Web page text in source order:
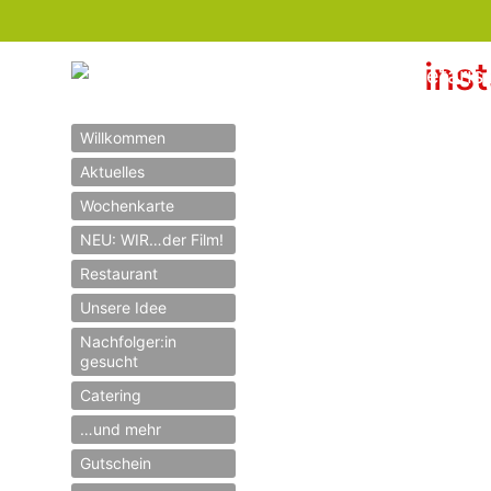
Willkommen
Aktuelles
Wochenkarte
NEU: WIR…der Film!
Restaurant
Unsere Idee
Nachfolger:in
gesucht
Catering
…und mehr
Gutschein